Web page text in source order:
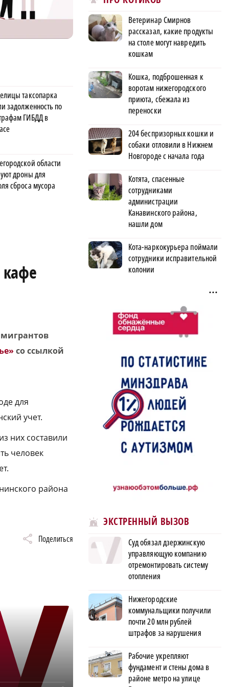
таксопарка
задолженность по
ГИБДД в
области
дроны для
сброса мусора
со ссылкой
для
учет.
них составили
человек
района
Поделиться
Ветеринар Смирнов
рассказал, какие продукты
на столе могут навредить
кошкам
Кошка, подброшенная к
воротам нижегородского
приюта, сбежала из
переноски
204 беспризорных кошки и
собаки отловили в Нижнем
Новгороде с начала года
Котята, спасенные
сотрудниками
администрации
Канавинского района,
нашли дом
Кота-наркокурьера поймали
сотрудники исправительной
колонии
ЭКСТРЕННЫЙ ВЫЗОВ
Суд обязал дзержинскую
управляющую компанию
отремонтировать систему
отопления
Нижегородские
коммунальщики получили
почти 20 млн рублей
штрафов за нарушения
Рабочие укрепляют
фундамент и стены дома в
районе метро на улице